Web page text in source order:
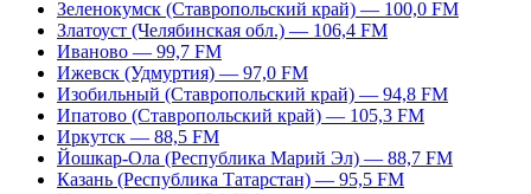
Зеленокумск (Ставропольский край) — 100,0 FM
Златоуст (Челябинская обл.) — 106,4 FM
Иваново — 99,7 FM
Ижевск (Удмуртия) — 97,0 FM
Изобильный (Ставропольский край) — 94,8 FM
Ипатово (Ставропольский край) — 105,3 FM
Иркутск — 88,5 FM
Йошкар-Ола (Республика Марий Эл) — 88,7 FM
Казань (Республика Татарстан) — 95,5 FM